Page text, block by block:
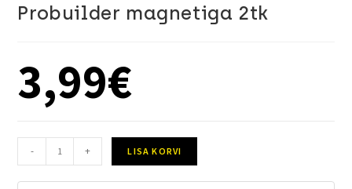
Probuilder magnetiga 2tk
3,99€
- + LISA KORVI